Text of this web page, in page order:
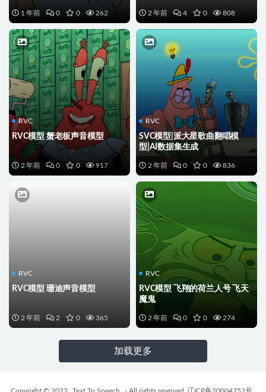
1 年前 0 0 262 2 年前 4 0 808
RVC
RVC模型 蟹老板声音模型
2 年前 0 0 917
RVC
SVC模型|派大星歌曲翻唱模
型|AI数据集生成
2 年前 0 0 836
RVC
RVC模型 珊迪声音模型
2 年前 2 0 365
RVC
RVC模型 飞翔的荷兰人号 飞天
魔鬼
2 年前 0 0 274
加载更多